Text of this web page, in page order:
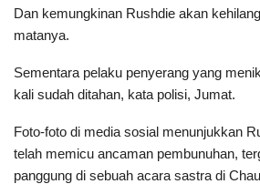
Dan kemungkinan Rushdie akan
matanya.
Sementara pelaku penyerang yang
kali sudah ditahan, kata polisi, Jumat.
Foto-foto di media sosial menunjukkan
telah memicu ancaman pembunuhan,
panggung di sebuah acara sastra di